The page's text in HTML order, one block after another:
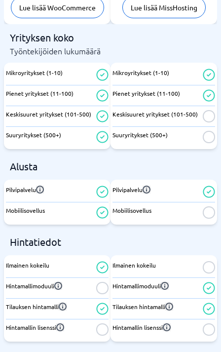
Lue lisää WooCommerce Lue lisää MissHosting
Yrityksen koko
Työntekijöiden lukumäärä
Mikroyritykset (1-10)
Pienet yritykset (11-100)
Keskisuuret yritykset (101-500)
Suuryritykset (500+)
Mikroyritykset (1-10)
Pienet yritykset (11-100)
Keskisuuret yritykset (101-500)
Suuryritykset (500+)
Alusta
Pilvipalvelu
Mobiilisovellus
Pilvipalvelu
Mobiilisovellus
Hintatiedot
Ilmainen kokeilu
Hintamallimoduuli
Tilauksen hintamalli
Hintamallin lisenssi
Ilmainen kokeilu
Hintamallimoduuli
Tilauksen hintamalli
Hintamallin lisenssi